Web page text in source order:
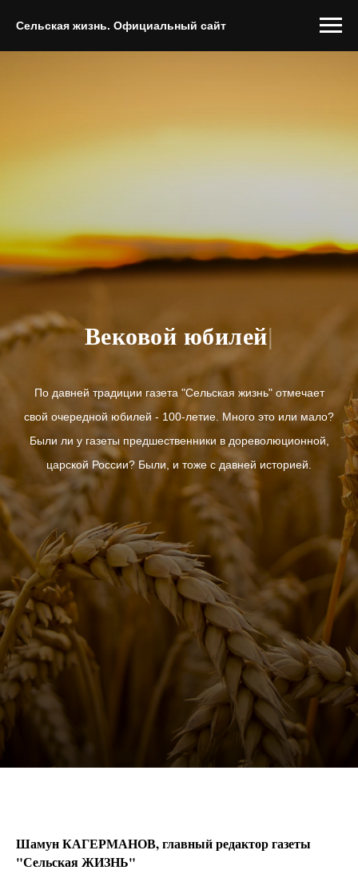
Сельская жизнь. Официальный сайт
Вековой юбилей|
По давней традиции газета "Сельская жизнь" отмечает
свой очередной юбилей - 100-летие. Много это или мало?
Были ли у газеты предшественники в дореволюционной,
царской России? Были, и тоже с давней историей.
Шамун КАГЕРМАНОВ, главный редактор газеты
"Сельская ЖИЗНЬ"